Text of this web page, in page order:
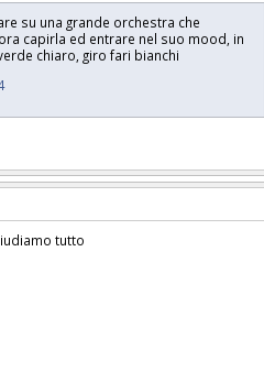
su una grande orchestra che
capirla ed entrare nel suo mood, in
chiaro, giro fari bianchi
tutto